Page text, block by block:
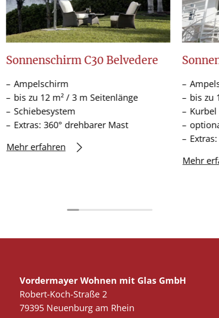
Sonnenschirm C30 Belvedere
Ampelschirm
bis zu 12 m² / 3 m Seitenlänge
Schiebesystem
Extras: 360° drehbarer Mast
Mehr erfahren
bis zu
Kurbel
Mehr
Vordermayer Wohnen mit Glas GmbH
Robert-Koch-Straße 2
79395 Neuenburg am Rhein